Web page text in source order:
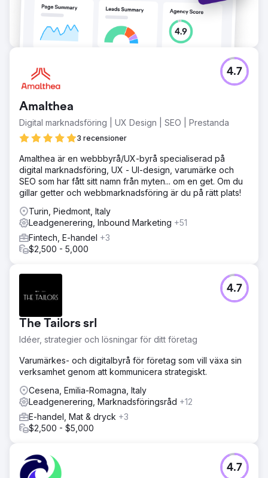
LinkedIn-annonser minskade med 44 % och
kontobaserad marknadsföring konverterade 31 av 80
namngivna konton till aktiva affärsmöjligheter. Den totala
skapade pipelinen växte 4,2 gånger jämfört med
föregående år, och säljcyklerna förkortades med 28
Amalthea
Digital marknadsföring | UX Design | SEO | Prestanda
3 recensioner
4.7
Amalthea är en webbbyrå/UX-byrå specialiserad på
digital marknadsföring, UX - UI-design, varumärke och
SEO som har fått sitt namn från myten... om en get. Om du
gillar getter och webbmarknadsföring är du på rätt plats!
Turin, Piedmont, Italy
Leadgenerering, Inbound Marketing +51
Fintech, E-handel +3
$2,500 - 5,000
The Tailors srl
Idéer, strategier och lösningar för ditt företag
4.7
Varumärkes- och digitalbyrå för företag som vill växa sin
verksamhet genom att kommunicera strategiskt.
Cesena, Emilia-Romagna, Italy
Leadgenerering, Marknadsföringsråd +12
E-handel, Mat & dryck +3
$2,500 - $5,000
4.7